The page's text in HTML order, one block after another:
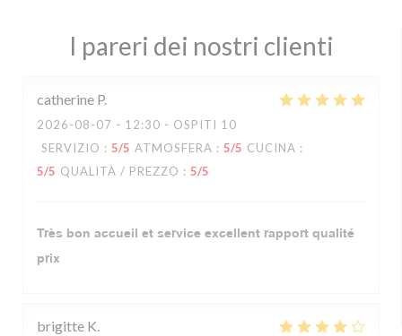
I pareri dei nostri clienti
catherine P
2026-08-07 - 12:30 - OSPITI 10
SERVIZIO : 5/5 ATMOSFERA : 5/5 CUCINA :
5/5 QUALITÀ / PREZZO : 5/5
Très bon accueil et service excellent rapport qualité
prix
brigitte K